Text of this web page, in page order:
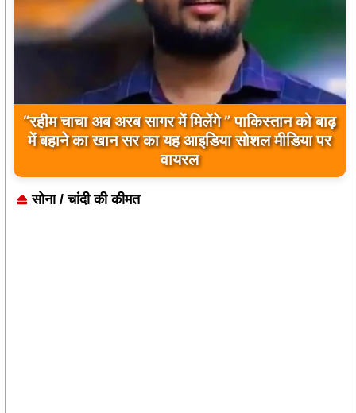
बिलावल भुट्टो द्वारा सिंधु नदी और भारत को लेकर दिए गए
बयान पर भारत के केंद्रीय मंत्रियों की कड़ी प्रतिक्रिया
सोना / चांदी की कीमत